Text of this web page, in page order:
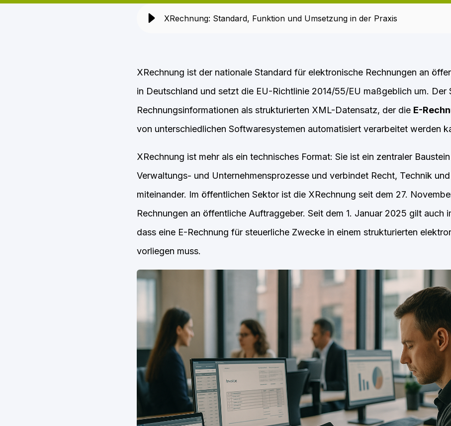
XRechnung: Standard, Funktion und Umsetzung in der Praxis
XRechnung ist der nationale Standard für elektronische Rechnungen an
in Deutschland und setzt die EU-Richtlinie 2014/55/EU maßgeblich um. Der
Rechnungsinformationen als strukturierten XML-Datensatz, der die E-
von unterschiedlichen Softwaresystemen automatisiert verarbeitet werden
XRechnung ist mehr als ein technisches Format: Sie ist ein zentraler
Verwaltungs- und Unternehmensprozesse und verbindet Recht, Technik
miteinander. Im öffentlichen Sektor ist die XRechnung seit dem 27.
Rechnungen an öffentliche Auftraggeber. Seit dem 1. Januar 2025 gilt auch
dass eine E-Rechnung für steuerliche Zwecke in einem strukturierten
vorliegen muss.